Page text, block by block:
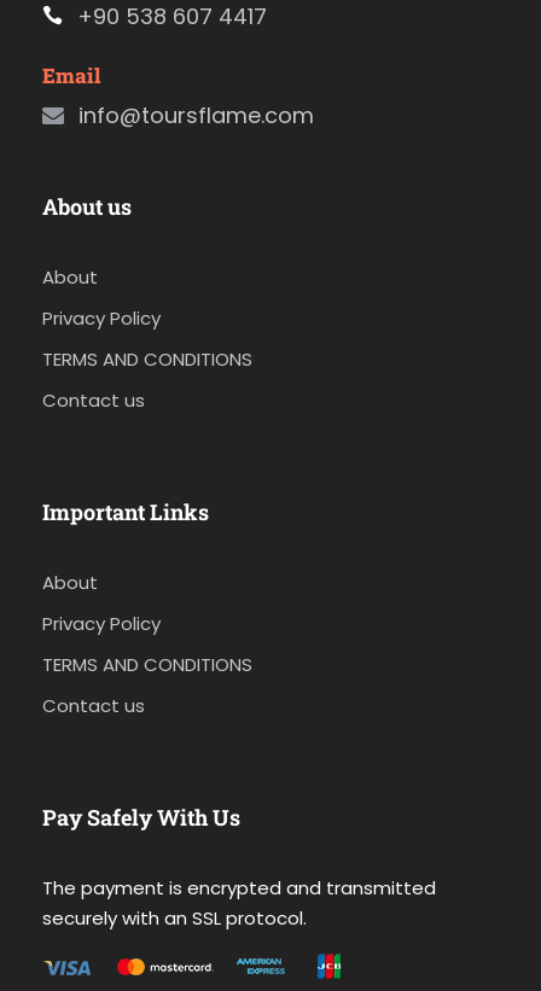
+90 538 607 4417
Email
info@toursflame.com
About us
About
Privacy Policy
TERMS AND CONDITIONS
Contact us
Important Links
About
Privacy Policy
TERMS AND CONDITIONS
Contact us
Pay Safely With Us
The payment is encrypted and transmitted
securely with an SSL protocol.